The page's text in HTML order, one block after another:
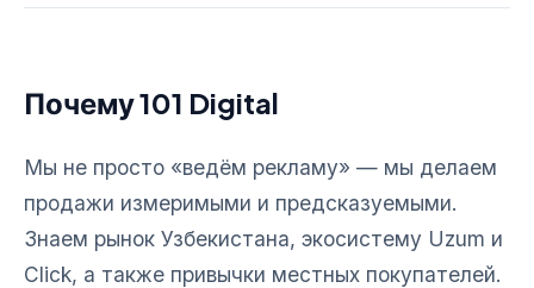
Почему 101 Digital
Мы не просто «ведём рекламу» — мы делаем
продажи измеримыми и предсказуемыми.
Знаем рынок Узбекистана, экосистему Uzum и
Click, а также привычки местных покупателей.